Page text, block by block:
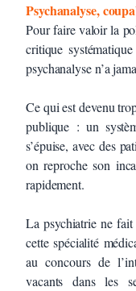
Psychanalyse,
Pour faire valoir la
critique
psychanalyse n’a
Ce qui est devenu
publique : un
s’épuise, avec des
on reproche son
rapidement.
La psychiatrie ne
cette spécialité
au concours de
vacants dans les